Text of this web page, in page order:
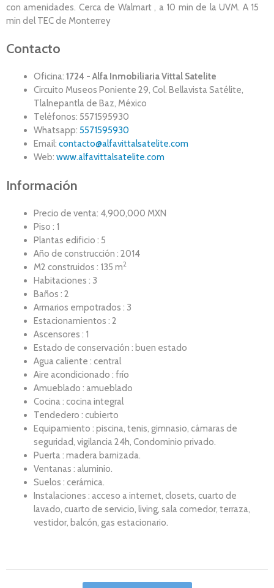
con amenidades. Cerca de Walmart , a 10 min de la UVM. A 15
min del TEC de Monterrey
Contacto
Oficina: 1724 - Alfa Inmobiliaria Vittal Satelite
Circuito Museos Poniente 29, Col. Bellavista Satélite,
Tlalnepantla de Baz, México
Teléfonos: 5571595930
Whatsapp: 5571595930
Email: contacto@alfavittalsatelite.com
Web: www.alfavittalsatelite.com
Información
Precio de venta: 4,900,000 MXN
Piso : 1
Plantas edificio : 5
Año de construcción : 2014
M2 construidos : 135 m2
Habitaciones : 3
Baños : 2
Armarios empotrados : 3
Estacionamientos : 2
Ascensores : 1
Estado de conservación : buen estado
Agua caliente : central
Aire acondicionado : frío
Amueblado : amueblado
Cocina : cocina integral
Tendedero : cubierto
Equipamiento : piscina, tenis, gimnasio, cámaras de
seguridad, vigilancia 24h, Condominio privado.
Puerta : madera barnizada.
Ventanas : aluminio.
Suelos : cerámica.
Instalaciones : acceso a internet, closets, cuarto de
lavado, cuarto de servicio, living, sala comedor, terraza,
vestidor, balcón, gas estacionario.